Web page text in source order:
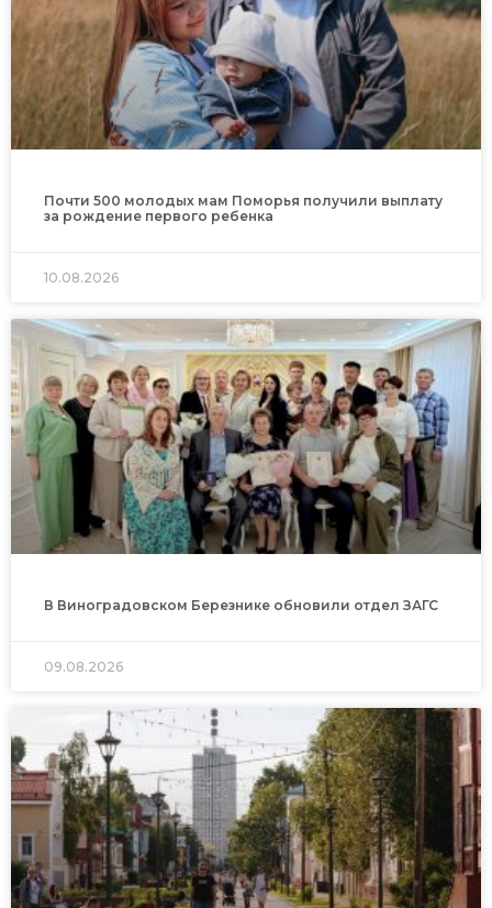
Почти 500 молодых мам Поморья получили выплату
за рождение первого ребенка
10.08.2026
В Виноградовском Березнике обновили отдел ЗАГС
09.08.2026